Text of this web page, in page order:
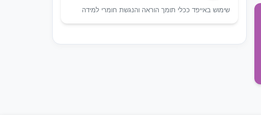
שימוש באייפד ככלי תומך הוראה והנגשת חומרי למידה